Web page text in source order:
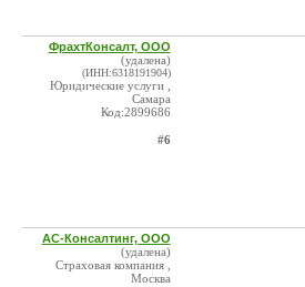
ФрахтКонсалт, ООО
(удалена)
(ИНН:6318191904)
Юридические услуги ,
Самара
Код:2899686
#6
АС-Консалтинг, ООО
(удалена)
Страховая компания ,
Москва